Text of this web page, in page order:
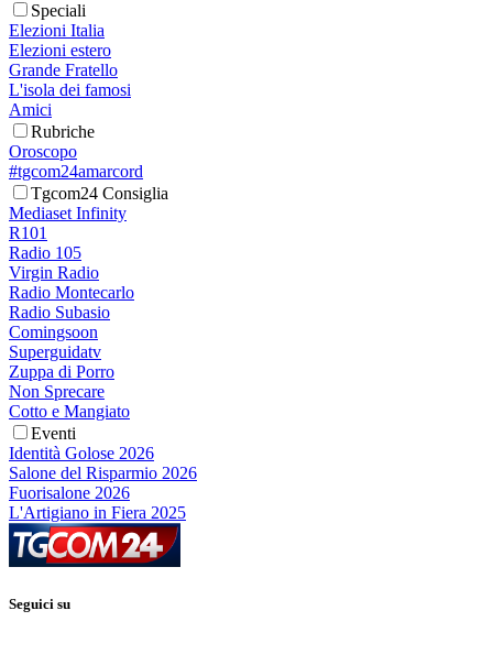
Speciali
Elezioni Italia
Elezioni estero
Grande Fratello
L'isola dei famosi
Amici
Rubriche
Oroscopo
#tgcom24amarcord
Tgcom24 Consiglia
Mediaset Infinity
R101
Radio 105
Virgin Radio
Radio Montecarlo
Radio Subasio
Comingsoon
Superguidatv
Zuppa di Porro
Non Sprecare
Cotto e Mangiato
Eventi
Identità Golose 2026
Salone del Risparmio 2026
Fuorisalone 2026
L'Artigiano in Fiera 2025
Seguici su